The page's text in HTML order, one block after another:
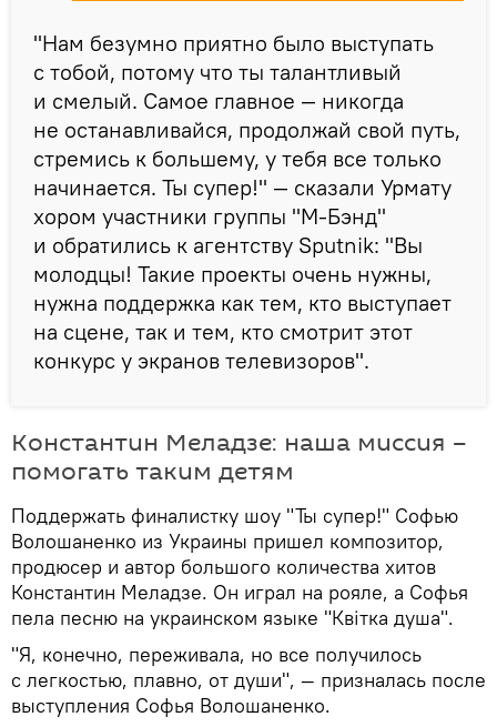
"Нам безумно приятно было выступать
с тобой, потому что ты талантливый
и смелый. Самое главное — никогда
не останавливайся, продолжай свой путь,
стремись к большему, у тебя все только
начинается. Ты супер!" — сказали Урмату
хором участники группы "М-Бэнд"
и обратились к агентству Sputnik: "Вы
молодцы! Такие проекты очень нужны,
нужна поддержка как тем, кто выступает
на сцене, так и тем, кто смотрит этот
конкурс у экранов телевизоров".
Константин Меладзе: наша миссия –
помогать таким детям
Поддержать финалистку шоу "Ты супер!" Софью
Волошаненко из Украины пришел композитор,
продюсер и автор большого количества хитов
Константин Меладзе. Он играл на рояле, а Софья
пела песню на украинском языке "Квiтка душа".
"Я, конечно, переживала, но все получилось
с легкостью, плавно, от души", — призналась после
выступления Софья Волошаненко.